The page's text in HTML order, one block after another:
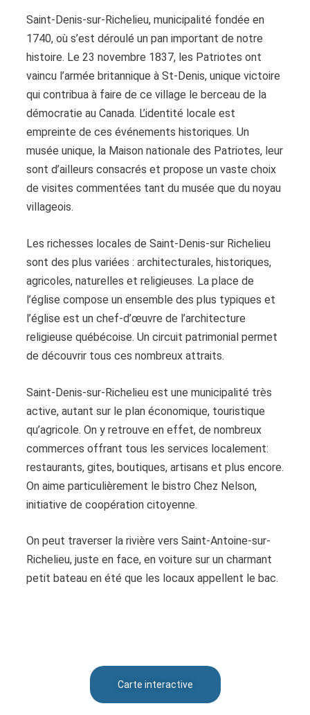
Saint-Denis-sur-Richelieu, municipalité fondée en
1740, où s’est déroulé un pan important de notre
histoire. Le 23 novembre 1837, les Patriotes ont
vaincu l’armée britannique à St-Denis, unique victoire
qui contribua à faire de ce village le berceau de la
démocratie au Canada. L’identité locale est
empreinte de ces événements historiques. Un
musée unique, la Maison nationale des Patriotes, leur
sont d’ailleurs consacrés et propose un vaste choix
de visites commentées tant du musée que du noyau
villageois.
Les richesses locales de Saint-Denis-sur Richelieu
sont des plus variées : architecturales, historiques,
agricoles, naturelles et religieuses. La place de
l’église compose un ensemble des plus typiques et
l’église est un chef-d’œuvre de l’architecture
religieuse québécoise. Un circuit patrimonial permet
de découvrir tous ces nombreux attraits.
Saint-Denis-sur-Richelieu est une municipalité très
active, autant sur le plan économique, touristique
qu’agricole. On y retrouve en effet, de nombreux
commerces offrant tous les services localement:
restaurants, gites, boutiques, artisans et plus encore.
On aime particulièrement le bistro Chez Nelson,
initiative de coopération citoyenne.
On peut traverser la rivière vers Saint-Antoine-sur-
Richelieu, juste en face, en voiture sur un charmant
petit bateau en été que les locaux appellent le bac.
Carte interactive